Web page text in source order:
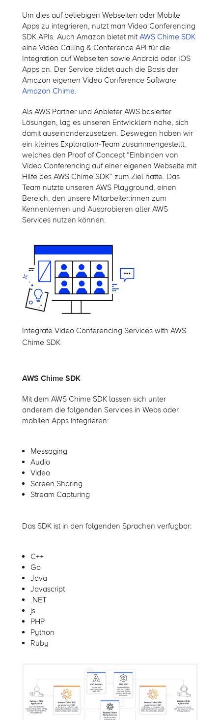
Um dies auf beliebigen Webseiten oder Mobile
Apps zu integrieren, nutzt man Video Conferencing
SDK APIs. Auch Amazon bietet mitAWS Chime SDK
eine Video Calling & Conference API für die
Integration auf Webseiten sowie Android oder IOS
Apps an. Der Service bildet auch die Basis der
Amazon eigenen Video Conference Software
Amazon Chime.
Als AWS Partner und Anbieter AWS basierter
Lösungen, lag es unseren Entwicklern nahe, sich
damit auseinanderzusetzen. Deswegen haben wir
ein kleines Exploration-Team zusammengestellt,
welches den Proof of Concept “Einbinden von
Video Conferencing auf einer eigenen Webseite mit
Hilfe des AWS Chime SDK” zum Ziel hatte. Das
Team nutzte unseren AWS Playground, einen
Bereich, den unsere Mitarbeiter:innen zum
Kennenlernen und Ausprobieren aller AWS
Services nutzen können.
Integrate Video Conferencing Services with AWS
Chime SDK
AWS Chime SDK
Mit dem AWS Chime SDK lassen sich unter
anderem die folgenden Services in Webs oder
mobilen Apps integrieren:
Messaging
Audio
Video
Screen Sharing
Stream Capturing
Das SDK ist in den folgenden Sprachen verfügbar:
C++
Go
Java
Javascript
.NET
js
PHP
Python
Ruby